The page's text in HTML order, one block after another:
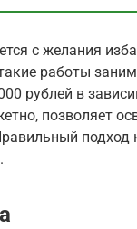
с желания
работы
рублей в
позволяет